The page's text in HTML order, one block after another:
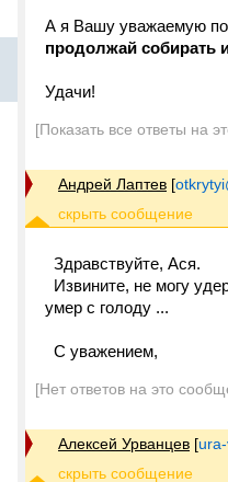
А я Вашу уважаемую
продолжай
Удачи!
[Показать все ответы на
Андрей Лаптев [
Здравствуйте, Ася.
Извините, не могу
умер с голоду ...
С уважением,
[Нет ответов на это
Алексей Урванцев [